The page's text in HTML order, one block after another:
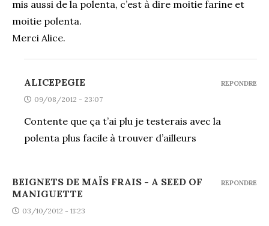
mis aussi de la polenta, c’est à dire moitie farine et
moitie polenta.
Merci Alice.
ALICEPEGIE
09/08/2012 - 23:07
Contente que ça t’ai plu je testerais avec la
polenta plus facile à trouver d’ailleurs
REPONDRE
BEIGNETS DE MAÏS FRAIS - A SEED OF
MANIGUETTE
03/10/2012 - 11:23
REPONDRE